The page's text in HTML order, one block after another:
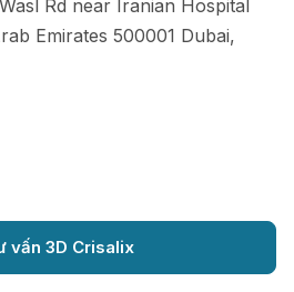
Rd near Iranian Hospital
Emirates 500001 Dubai,
vấn 3D Crisalix